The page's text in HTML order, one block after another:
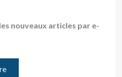
nouveaux articles par e-